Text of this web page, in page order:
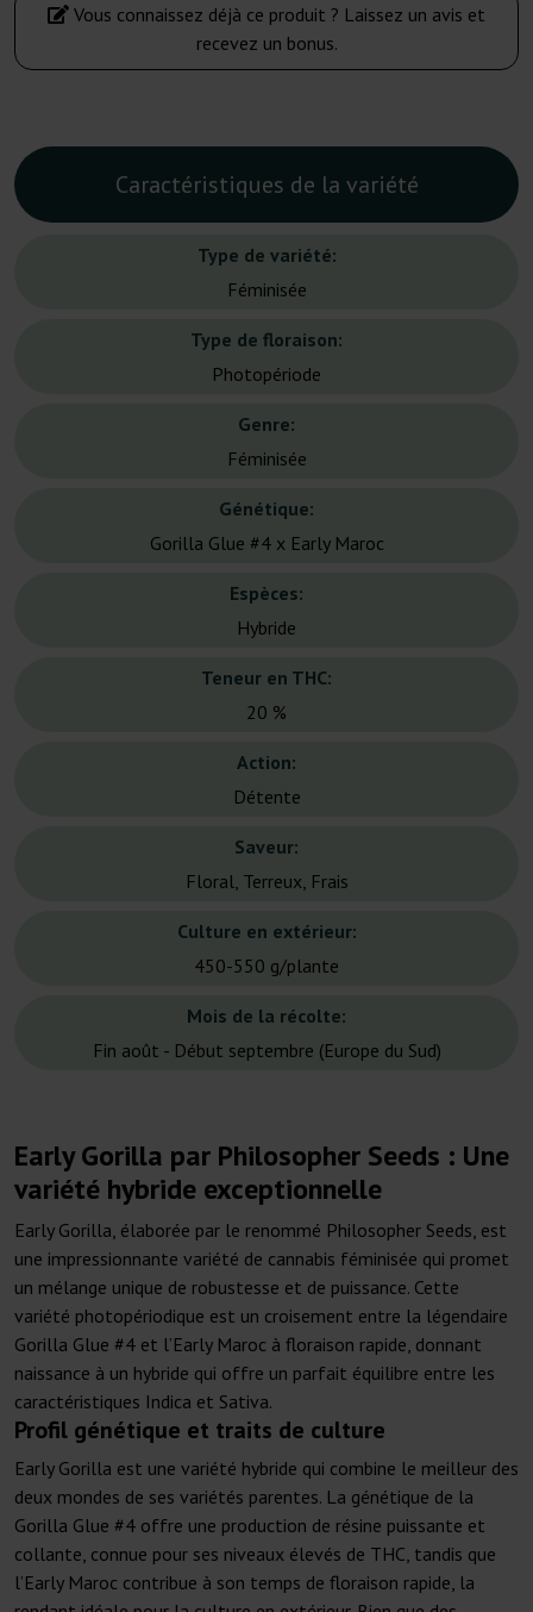
Vous connaissez déjà ce produit ? Laissez un avis et
recevez un bonus.
Caractéristiques de la variété
Type de variété:
Féminisée
Type de floraison:
Photopériode
Genre:
Féminisée
Génétique:
Gorilla Glue #4 x Early Maroc
Espèces:
Hybride
Teneur en THC:
20 %
Action:
Détente
Saveur:
Floral, Terreux, Frais
Culture en extérieur:
450-550 g/plante
Mois de la récolte:
Fin août - Début septembre (Europe du Sud)
Early Gorilla par Philosopher Seeds : Une
variété hybride exceptionnelle
Early Gorilla, élaborée par le renommé Philosopher Seeds, est
une impressionnante variété de cannabis féminisée qui promet
un mélange unique de robustesse et de puissance. Cette
variété photopériodique est un croisement entre la légendaire
Gorilla Glue #4 et l’Early Maroc à floraison rapide, donnant
naissance à un hybride qui offre un parfait équilibre entre les
caractéristiques Indica et Sativa.
Profil génétique et traits de culture
Early Gorilla est une variété hybride qui combine le meilleur des
deux mondes de ses variétés parentes. La génétique de la
Gorilla Glue #4 offre une production de résine puissante et
collante, connue pour ses niveaux élevés de THC, tandis que
l’Early Maroc contribue à son temps de floraison rapide, la